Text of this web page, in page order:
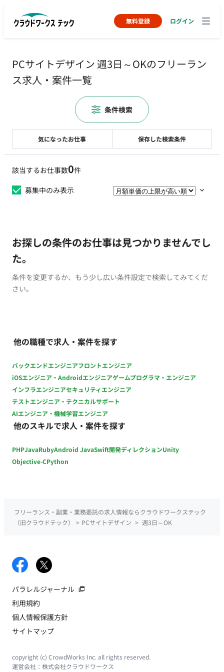
無料登録 ログイン
PCサイトデザイン 週3日～OKのフリーラン
ス求人・案件一覧
該当するお仕事数0件
募集中のみ表示
お探しの条件のお仕事は見つかりませんでし
た。
条件を変更するか、もう少し広い条件設定で検索してみてくだ
さい。
他の職種で求人・案件を探す
バックエンドエンジニアフロントエンジニア
iOSエンジニア・Androidエンジニアゲームプログラマ・エンジニア
インフラエンジニアセキュリティエンジニア
テストエンジニア・テクニカルサポート
AIエンジニア・機械学習エンジニア
他のスキルで求人・案件を探す
PHPJavaRubyAndroid JavaSwift開発ディレクションUnity
Objective-CPython
気になったお仕事 保存した検索条件
条件検索
フリーランス・副業・業務委託の求人情報ならクラウドワークステック
（旧クラウドテック）
> PCサイトデザイン > 週3日～OK
パラレルジャーナル
利用規約
個人情報保護方針
サイトマップ
copyright (c) CrowdWorks Inc. all rights reserved.
運営会社： 株式会社クラウドワークス